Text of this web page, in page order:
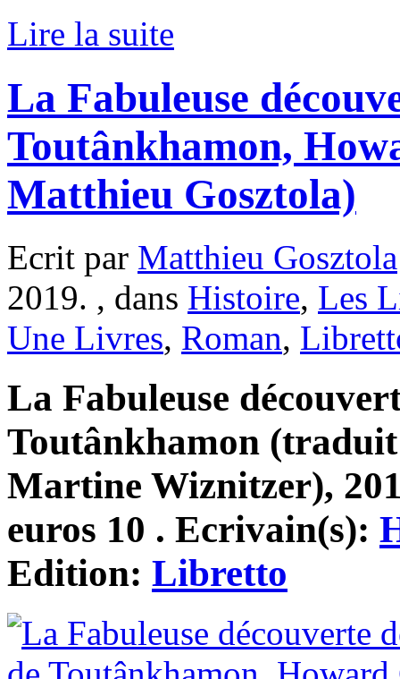
Lire la suite
La Fabuleuse
Toutânkhamon,
Matthieu Gosztola)
Ecrit par Matthieu Gosztola
2019. , dans Histoire, Les
Une Livres, Roman,
La Fabuleuse
Toutânkhamon
Martine Wiznitzer),
euros 10 . Ecrivain(s):
Edition: Libretto